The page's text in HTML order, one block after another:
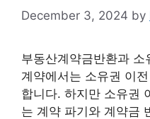
December 3, 2024 by
부동산계약금반환과
계약에서는 소유권 이
합니다. 하지만 소유권
는 계약 파기와 계약금